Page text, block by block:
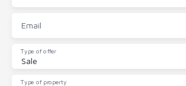
Email
Sale
Type of offer
Type of property